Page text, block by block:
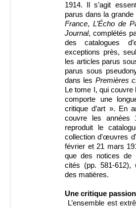
1914.
Il s’agit
parus dans la
France, L’Écho de
Journal, complétés
des catalogues
exceptions près,
les articles parus
parus sous
dans les Premières
Le tome I, qui couvre
comporte une
critique d’art ».
En
couvre les années
reproduit le
collection d'œuvres
février et 21 mars
que des notices de
cités (pp. 581-612),
des matières.
Une critique
L’ensemble est